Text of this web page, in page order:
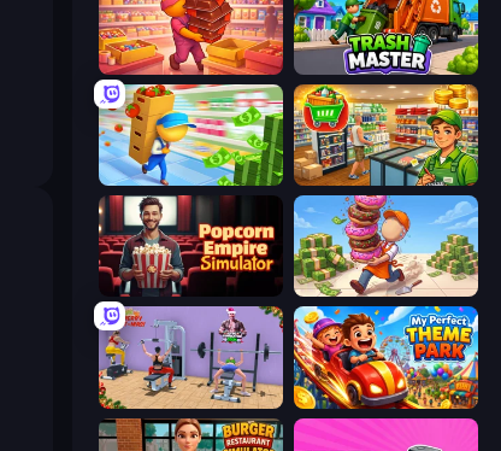
Candy Packing Store Trash Master
Supermarket Empire Supermarket Simulator: Desert
Donut Place
Gym Simulator 2024 My Perfect Theme Park